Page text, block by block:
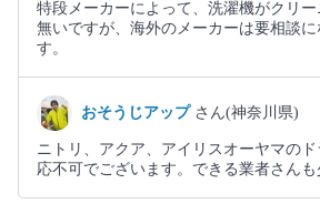
特段メーカーによって、洗濯機がクリ
無いですが、海外のメーカーは要相談に
す。
おそうじアップ さん(神奈川県)
ニトリ、アクア、アイリスオーヤマの
応不可でございます。できる業者さんも